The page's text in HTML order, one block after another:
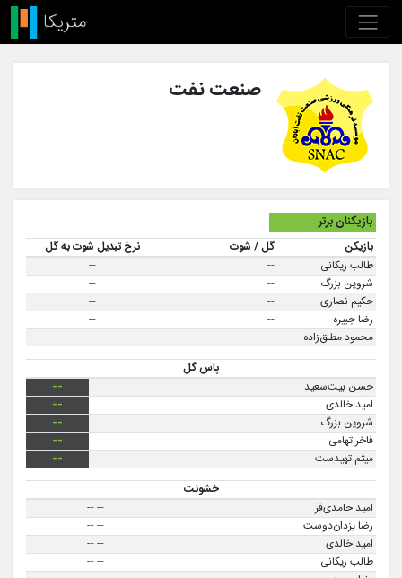
صنعت نفت
بازیکنان برتر
بازیکن گل / شوت
نرخ تبدیل شوت به گل
طالب ریکانی
--
--
شروین بزرگ
--
--
حکیم نصاری
--
--
رضا جبیره
--
--
محمود مطلق‌زاده
--
--
پاس گل
حسن بیت‌سعید
--
امید خالدی
--
شروین بزرگ
--
فاخر تهامی
--
میثم تهیدست
--
خشونت
امید حامدی‌فر
--
--
رضا یزدان‌دوست
--
--
امید خالدی
--
--
طالب ریکانی
--
--